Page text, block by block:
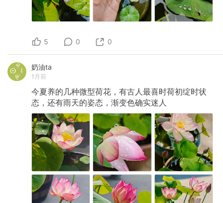
5 0 0
奶油ta
1月前
今夏养的几种微型荷花，有古人最喜时荷初绽时状
态，还有雨天的姿态，渐变色确实迷人